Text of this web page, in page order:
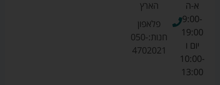
הארץ
פלאפון
חנות:050-
4702021
א-ה
9:00-
19:00
יום ו
10:00-
13:00